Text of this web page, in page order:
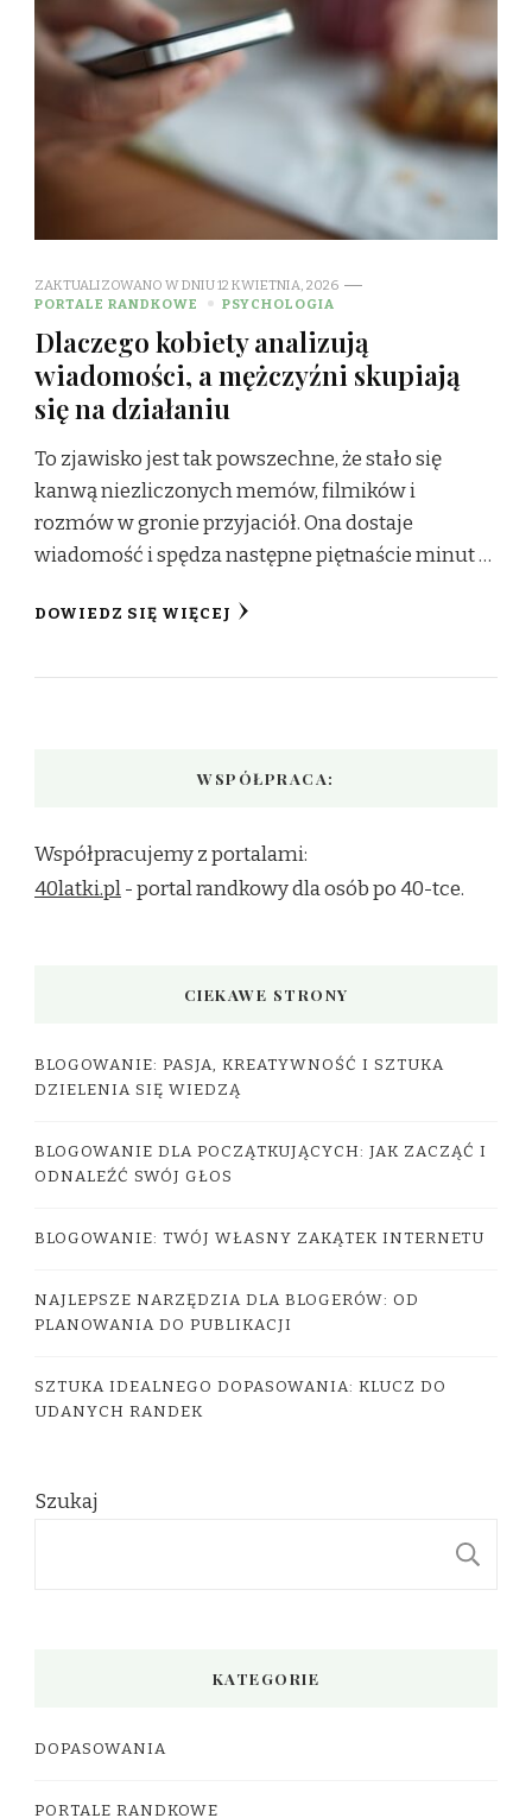
ZAKTUALIZOWANO W DNIU12 KWIETNIA, 2026
PORTALE RANDKOWE
PSYCHOLOGIA
Dlaczego kobiety analizują
wiadomości, a mężczyźni skupiają
się na działaniu
To zjawisko jest tak powszechne, że stało się
kanwą niezliczonych memów, filmików i
rozmów w gronie przyjaciół. Ona dostaje
wiadomość i spędza następne piętnaście minut …
DOWIEDZ SIĘ WIĘCEJ
WSPÓŁPRACA:
Współpracujemy z portalami:
40latki.pl- portal randkowy dla osób po 40-tce.
CIEKAWE STRONY
BLOGOWANIE: PASJA, KREATYWNOŚĆ I SZTUKA
DZIELENIA SIĘ WIEDZĄ
BLOGOWANIE DLA POCZĄTKUJĄCYCH: JAK ZACZĄĆ I
ODNALEŹĆ SWÓJ GŁOS
BLOGOWANIE: TWÓJ WŁASNY ZAKĄTEK INTERNETU
NAJLEPSZE NARZĘDZIA DLA BLOGERÓW: OD
PLANOWANIA DO PUBLIKACJI
SZTUKA IDEALNEGO DOPASOWANIA: KLUCZ DO
UDANYCH RANDEK
Szukaj
KATEGORIE
DOPASOWANIA
PORTALE RANDKOWE